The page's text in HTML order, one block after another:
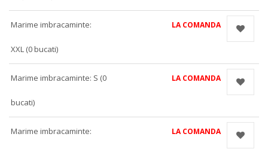
Marime imbracaminte:
XXL (0 bucati)
LA COMANDA
Marime imbracaminte: S (0
bucati)
LA COMANDA
Marime imbracaminte: LA COMANDA